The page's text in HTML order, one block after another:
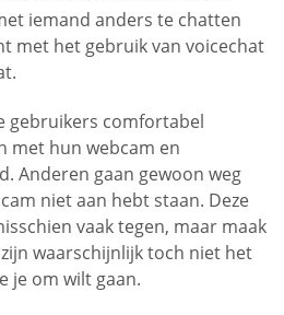
iemand anders te chatten
met het gebruik van voicechat
gebruikers comfortabel
met hun webcam en
Anderen gaan gewoon weg
niet aan hebt staan. Deze
vaak tegen, maar maak
waarschijnlijk toch niet het
je om wilt gaan.